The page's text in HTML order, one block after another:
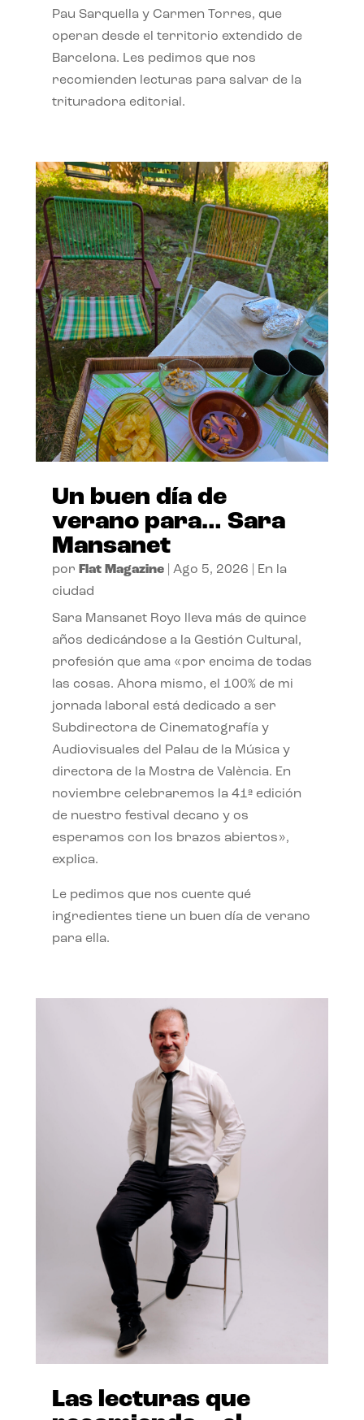
Pau Sarquella y Carmen Torres, que
operan desde el territorio extendido de
Barcelona. Les pedimos que nos
recomienden lecturas para salvar de la
trituradora editorial.
Un buen día de
verano para… Sara
Mansanet
por Flat Magazine| Ago 5, 2026
En la
ciudad
Sara Mansanet Royo lleva más de quince
años dedicándose a la Gestión Cultural,
profesión que ama «por encima de todas
las cosas. Ahora mismo, el 100% de mi
jornada laboral está dedicado a ser
Subdirectora de Cinematografía y
Audiovisuales del Palau de la Música y
directora de la Mostra de València. En
noviembre celebraremos la 41ª edición
de nuestro festival decano y os
esperamos con los brazos abiertos»,
explica.
Le pedimos que nos cuente qué
ingredientes tiene un buen día de verano
para ella.
Las lecturas que